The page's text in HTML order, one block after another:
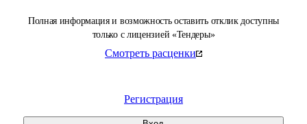
Полная информация и возможность оставить отклик доступны
только с лицензией «Тендеры»
Смотреть расценки
Регистрация